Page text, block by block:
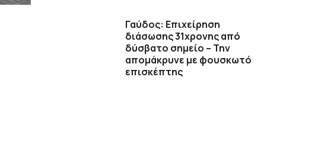
Γαύδος: Επιχείρηση
διάσωσης 31χρονης από
δύσβατο σημείο – Την
απομάκρυνε με φουσκωτό
επισκέπτης